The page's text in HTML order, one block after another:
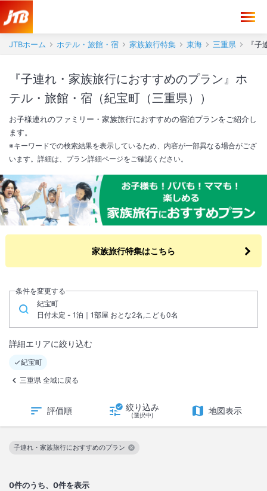
JTBホーム ホテル・旅館・宿 家族旅行特集 東海 三重県 『
『子連れ・家族旅行におすすめのプラン』ホ
テル・旅館・宿（紀宝町（三重県））
お子様連れのファミリー・家族旅行におすすめの宿泊プランをご紹介し
ます。
※キーワードでの検索結果を表示しているため、内容が一部異なる場合がござ
います。詳細は、プラン詳細ページをご確認ください。
家族旅行特集はこちら
条件を変更する
紀宝町
日付未定 - 1泊｜1部屋 おとな2名,こども0名
詳細エリアに絞り込む
紀宝町
三重県 全域に戻る
評価順 絞り込み
(選択中) 地図表示
0件のうち、0件を表示
子連れ・家族旅行におすすめのプラン
この絞り込み条件を解除